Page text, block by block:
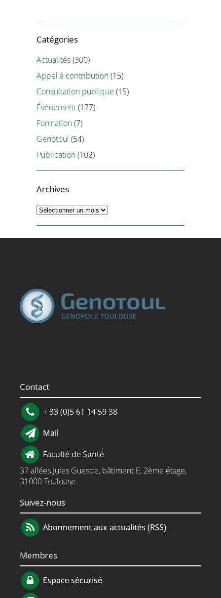
Catégories
Actualités(300)
Appel à contribution(15)
Consultation publique (15)
Évènement(177)
Formation(7)
Genotoul (54)
Publication(102)
Archives
Archives
Contact
+ 33 (0)5 61 14 59 38
Mail
Faculté de Santé
37 allées Jules Guesde, bâtiment E, 2ème étage,
31000 Toulouse
Suivez-nous
Abonnement aux actualités (RSS)
Membres
Espace sécurisé